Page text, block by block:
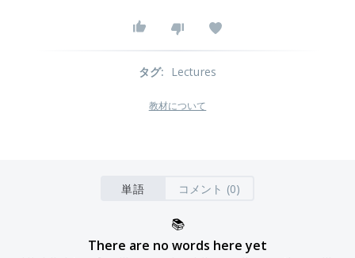
タグ: Lectures
教材について
単語 コメント (0)
📚
There are no words here yet